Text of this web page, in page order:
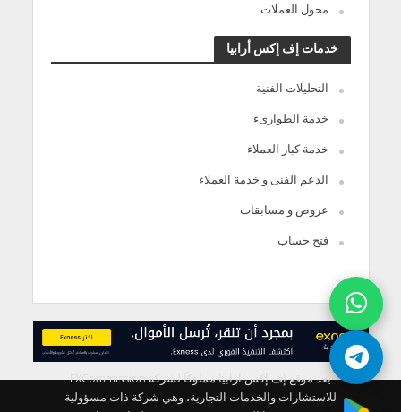
محول العملات
خدمات إف إكس أرابيا
التحليلات الفنية
خدمة الطوارىء
خدمة كبار العملاء
الدعم الفنى و خدمة العملاء
عروض و مسابقات
فتح حساب
يعد موقع إف إكس ارابيا مملوكًا لشركة FXCommission
للاستشارات والخدمات التجارية، وهي شركة ذات مسؤولية